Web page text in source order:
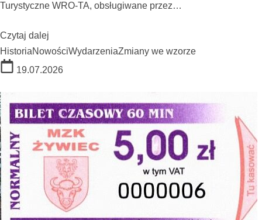
Turystyczne WRO‑TA, obsługiwane przez…
Czytaj dalej
HistoriaNowościWydarzeniaZmiany we wzorze
19.07.2026